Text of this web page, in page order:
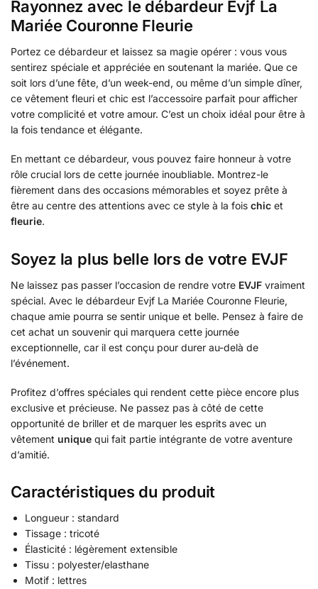
Rayonnez avec le débardeur Evjf La
Mariée Couronne Fleurie
Portez ce débardeur et laissez sa magie opérer : vous vous
sentirez spéciale et appréciée en soutenant la mariée. Que ce
soit lors d’une fête, d’un week-end, ou même d’un simple dîner,
ce vêtement fleuri et chic est l’accessoire parfait pour afficher
votre complicité et votre amour. C’est un choix idéal pour être à
la fois tendance et élégante.
En mettant ce débardeur, vous pouvez faire honneur à votre
rôle crucial lors de cette journée inoubliable. Montrez-le
fièrement dans des occasions mémorables et soyez prête à
être au centre des attentions avec ce style à la fois chic et
fleurie.
Soyez la plus belle lors de votre EVJF
Ne laissez pas passer l’occasion de rendre votre EVJF vraiment
spécial. Avec le débardeur Evjf La Mariée Couronne Fleurie,
chaque amie pourra se sentir unique et belle. Pensez à faire de
cet achat un souvenir qui marquera cette journée
exceptionnelle, car il est conçu pour durer au-delà de
l’événement.
Profitez d’offres spéciales qui rendent cette pièce encore plus
exclusive et précieuse. Ne passez pas à côté de cette
opportunité de briller et de marquer les esprits avec un
vêtement unique qui fait partie intégrante de votre aventure
d’amitié.
Caractéristiques du produit
Longueur : standard
Tissage : tricoté
Élasticité : légèrement extensible
Tissu : polyester/elasthane
Motif : lettres